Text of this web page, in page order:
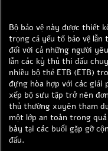
Bộ bảo vệ này được thiết
trọng cả yếu tố bảo vệ lẫn
đối với cả những người
lẫn các kỳ thủ thi đấu
nhiều bộ thẻ ETB (ETB)
đựng hòa hợp với các giải
xếp bộ sưu tập trở nên
thủ thường xuyên tham
một lớp an toàn trong
bày tại các buổi gặp gỡ
đấu.